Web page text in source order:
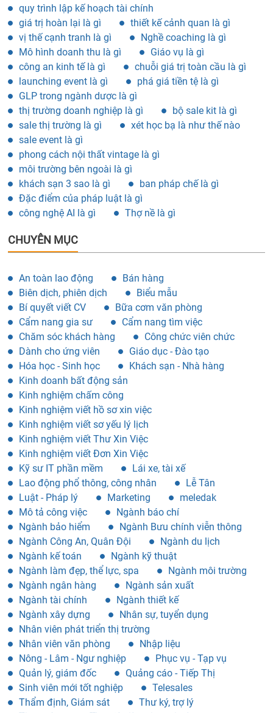
quy trình lập kế hoạch tài chính
giá trị hoàn lại là gì
thiết kế cảnh quan là gì
vị thế cạnh tranh là gì
Nghề coaching là gì
Mô hình doanh thu là gì
Giáo vụ là gì
công an kinh tế là gì
chuỗi giá trị toàn cầu là gì
launching event là gì
phá giá tiền tệ là gì
GLP trong ngành dược là gì
thị trường doanh nghiệp là gì
bộ sale kit là gì
sale thị trường là gì
xét học bạ là như thế nào
sale event là gì
phong cách nội thất vintage là gì
môi trường bên ngoài là gì
khách sạn 3 sao là gì
ban pháp chế là gì
Đặc điểm của pháp luật là gì
công nghệ AI là gì
Thợ nề là gì
CHUYÊN MỤC
An toàn lao động
Bán hàng
Biên dịch, phiên dịch
Biểu mẫu
Bí quyết viết CV
Bữa cơm văn phòng
Cẩm nang gia sư
Cẩm nang tìm việc
Chăm sóc khách hàng
Công chức viên chức
Dành cho ứng viên
Giáo dục - Đào tạo
Hóa học - Sinh học
Khách sạn - Nhà hàng
Kinh doanh bất động sản
Kinh nghiệm chấm công
Kinh nghiệm viết hồ sơ xin việc
Kinh nghiệm viết sơ yếu lý lịch
Kinh nghiệm viết Thư Xin Việc
Kinh nghiệm viết Đơn Xin Việc
Kỹ sư IT phần mềm
Lái xe, tài xế
Lao động phổ thông, công nhân
Lễ Tân
Luật - Pháp lý
Marketing
meledak
Mô tả công việc
Ngành báo chí
Ngành bảo hiểm
Ngành Bưu chính viễn thông
Ngành Công An, Quân Đội
Ngành du lịch
Ngành kế toán
Ngành kỹ thuật
Ngành làm đẹp, thể lực, spa
Ngành môi trường
Ngành ngân hàng
Ngành sản xuất
Ngành tài chính
Ngành thiết kế
Ngành xây dựng
Nhân sự, tuyển dụng
Nhân viên phát triển thị trường
Nhân viên văn phòng
Nhập liệu
Nông - Lâm - Ngư nghiệp
Phục vụ - Tạp vụ
Quản lý, giám đốc
Quảng cáo - Tiếp Thị
Sinh viên mới tốt nghiệp
Telesales
Thẩm định, Giám sát
Thư ký, trợ lý